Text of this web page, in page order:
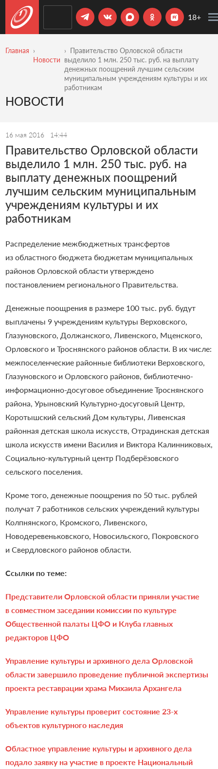
18+
Главная
Новости
Правительство Орловской области
выделило 1 млн. 250 тыс. руб. на выплату
денежных поощрений лучшим сельским
муниципальным учреждениям культуры и их
работникам
НОВОСТИ
16 мая 2016 14:44
Правительство Орловской области
выделило 1 млн. 250 тыс. руб. на
выплату денежных поощрений
лучшим сельским муниципальным
учреждениям культуры и их
работникам
Распределение межбюджетных трансфертов
из областного бюджета бюджетам муниципальных
районов Орловской области утверждено
постановлением регионального Правительства.
Денежные поощрения в размере 100 тыс. руб. будут
выплачены 9 учреждениям культуры Верховского,
Глазуновского, Должанского, Ливенского, Мценского,
Орловского и Троснянского районов области. В их числе:
межпоселенческие районные библиотеки Верховского,
Глазуновского и Орловского районов, библиотечно-
информационно-досуговое объединение Троснянского
района, Урыновский Культурно-досуговый Центр,
Коротышский сельский Дом культуры, Ливенская
районная детская школа искусств, Отрадинская детская
школа искусств имени Василия и Виктора Калинниковых,
Социально-культурный центр Подберёзовского
сельского поселения.
Кроме того, денежные поощрения по 50 тыс. рублей
получат 7 работников сельских учреждений культуры
Колпнянского, Кромского, Ливенского,
Новодеревеньковского, Новосильского, Покровского
и Свердловского районов области.
Ссылки по теме:
Представители Орловской области приняли участие
в совместном заседании комиссии по культуре
Общественной палаты ЦФО и Клуба главных
редакторов ЦФО
Управление культуры и архивного дела Орловской
области завершило проведение публичной экспертизы
проекта реставрации храма Михаила Архангела
Управление культуры проверит состояние 23-х
объектов культурного наследия
Областное управление культуры и архивного дела
подало заявку на участие в проекте Национальный